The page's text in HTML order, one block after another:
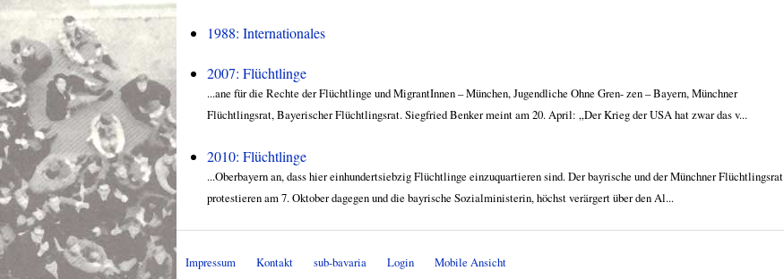
1988: Internationales
2007: Flüchtlinge
...ane für die Rechte der Flüchtlinge und MigrantInnen – München, Jugendliche Ohne Gren- zen – Bayern, Münchner
Flüchtlingsrat, Bayerischer Flüchtlingsrat. Siegfried Benker meint am 20. April: „Der Krieg der USA hat zwar das v...
2010: Flüchtlinge
...Oberbayern an, dass hier einhundertsiebzig Flüchtlinge einzuquartieren sind. Der bayrische und der Münchner Flüchtlingsrat
protestieren am 7. Oktober dagegen und die bayrische Sozialministerin, höchst verärgert über den Al...
Impressum Kontakt sub-bavaria Login Mobile Ansicht